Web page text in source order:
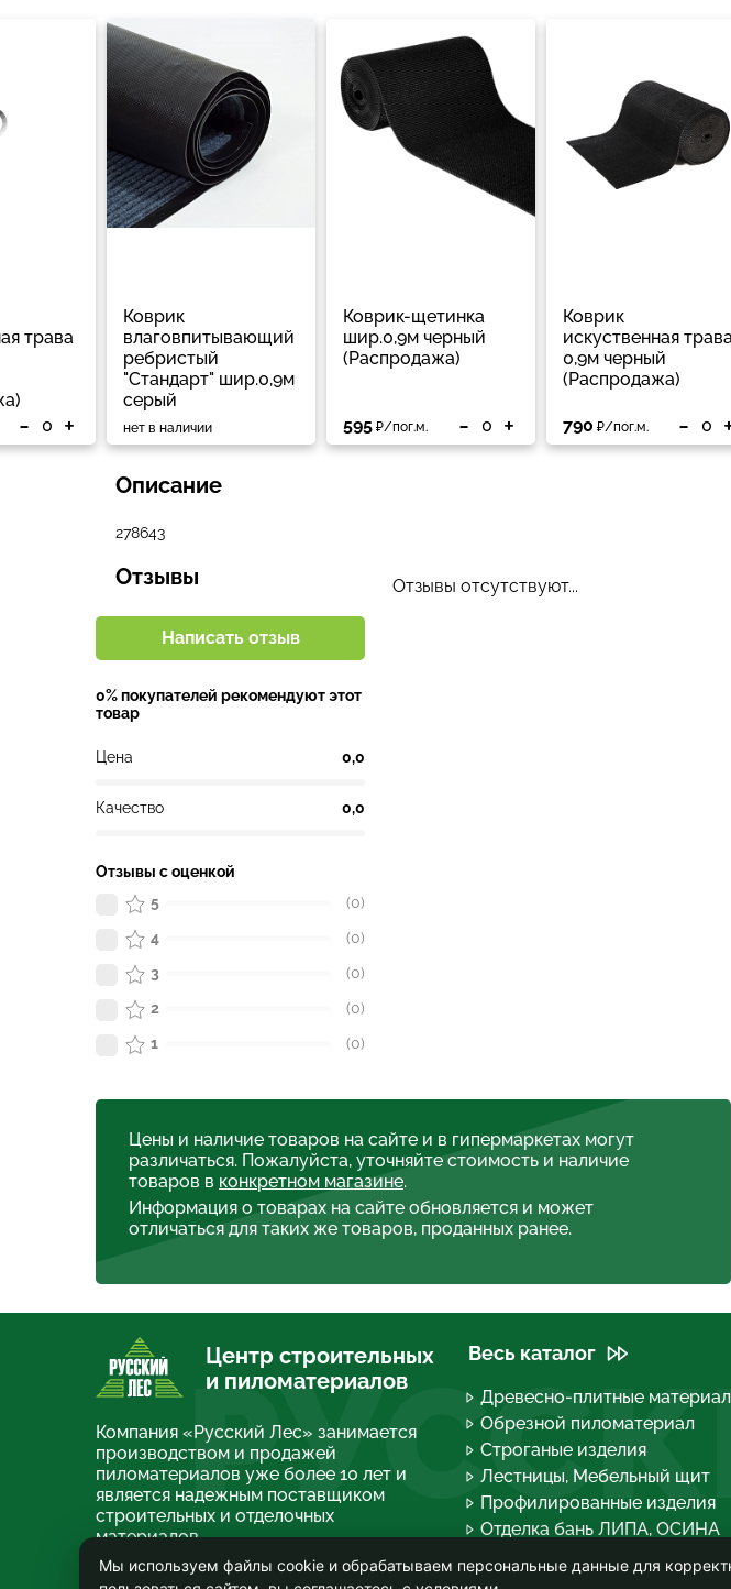
трава
- +
Коврик
влаговпитывающий
ребристый
"Стандарт" шир.0,9м
серый
нет в наличии
Коврик-щетинка
шир.0,9м черный
(Распродажа)
595 ₽/пог.м. - +
Коврик
искуственная
0,9м черный
(Распродажа)
790 ₽/пог.м. -
Описание
278643
Отзывы
Написать отзыв
0% покупателей рекомендуют этот
товар
Цена 0,0
Качество 0,0
Отзывы с оценкой
5
(0)
4
(0)
3
(0)
2
(0)
1
(0)
Отзывы отсутствуют...
Цены и наличие товаров на сайте и в гипермаркетах могут
различаться. Пожалуйста, уточняйте стоимость и наличие
товаров в конкретном магазине.
Информация о товарах на сайте обновляется и может
отличаться для таких же товаров, проданных ранее.
Центр строительных
и пиломатериалов
Компания «Русский Лес» занимается
производством и продажей
пиломатериалов уже более 10 лет и
является надежным поставщиком
строительных и отделочных
материалов.
О компании
Весь каталог
Древесно-плитные
Обрезной пиломатериал
Строганые изделия
Лестницы, Мебельный щит
Профилированные изделия
Отделка бань ЛИПА, ОСИНА
Топливные брикеты, Дрова
Мы используем файлы cookie и обрабатываем персональные данные для